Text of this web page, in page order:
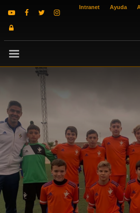
Intranet Ayuda